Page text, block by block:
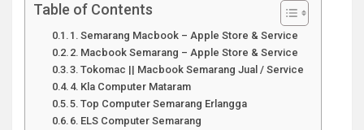
Table of Contents
1. Semarang Macbook – Apple Store & Service
2. Macbook Semarang – Apple Store & Service
3. Tokomac || Macbook Semarang Jual / Service
4. Kla Computer Mataram
5. Top Computer Semarang Erlangga
6. ELS Computer Semarang